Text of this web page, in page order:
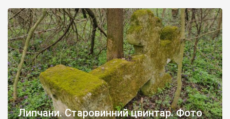
Липчани. Старовинний цвинтар. Фото